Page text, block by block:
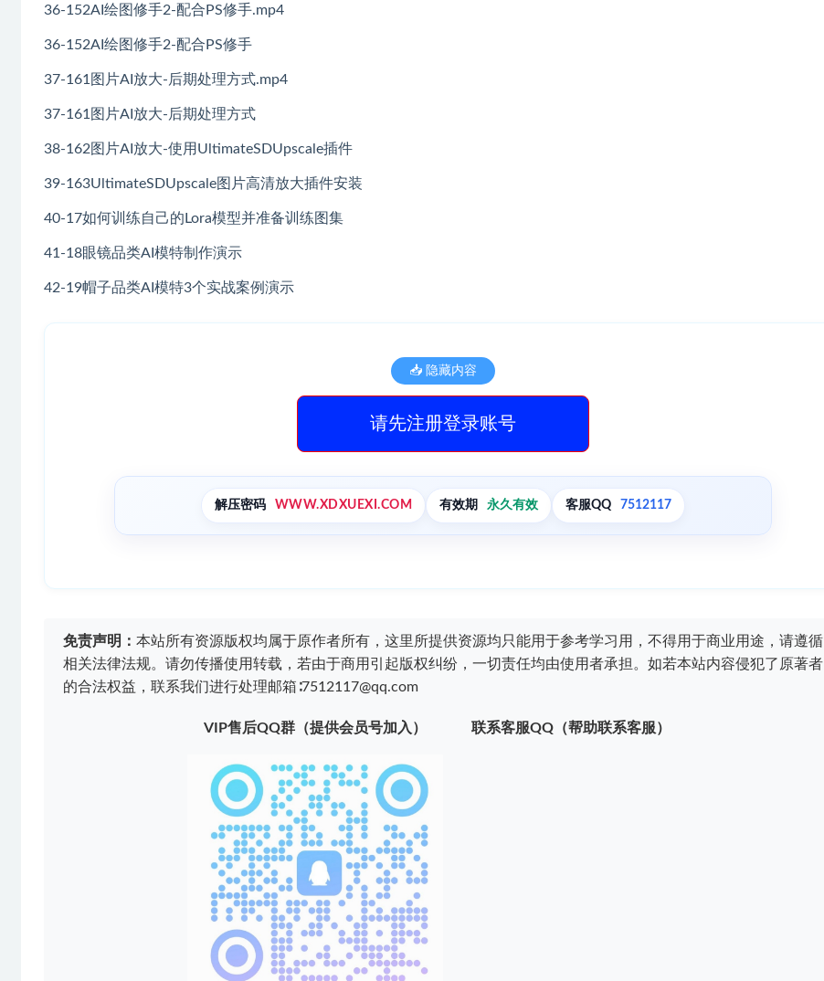
36-152AI绘图修手2-配合PS修手.mp4
36-152AI绘图修手2-配合PS修手
37-161图片AI放大-后期处理方式.mp4
37-161图片AI放大-后期处理方式
38-162图片AI放大-使用UltimateSDUpscale插件
39-163UltimateSDUpscale图片高清放大插件安装
40-17如何训练自己的Lora模型并准备训练图集
41-18眼镜品类AI模特制作演示
42-19帽子品类AI模特3个实战案例演示
📥 隐藏内容
请先注册登录账号
解压密码 WWW.XDXUEXI.COM 有效期 永久有效 客服QQ 7512117
免责声明： 本站所有资源版权均属于原作者所有，这里所提供资源均只能用于参考学习用，不得用于商业用途，请遵循
相关法律法规。请勿传播使用转载，若由于商用引起版权纠纷，一切责任均由使用者承担。如若本站内容侵犯了原著者
的合法权益，联系我们进行处理邮箱∶7512117@qq.com
VIP售后QQ群（提供会员号加入） 联系客服QQ（帮助联系客服）